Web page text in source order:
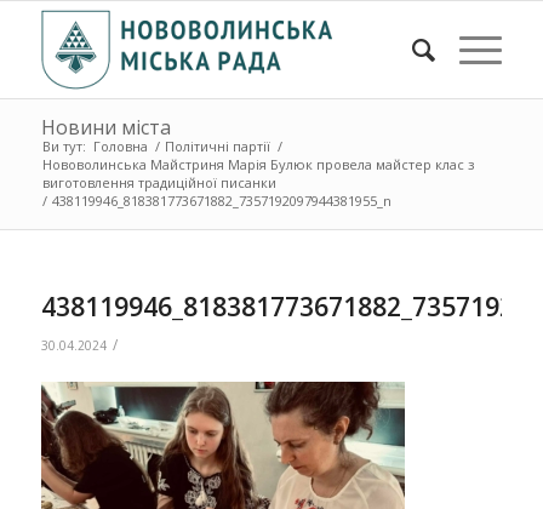
Новини міста
Ви тут: Головна / Політичні партії /
Нововолинська Майстриня Марія Булюк провела майстер клас з
виготовлення традиційної писанки
/ 438119946_818381773671882_7357192097944381955_n
30.04.2024 /